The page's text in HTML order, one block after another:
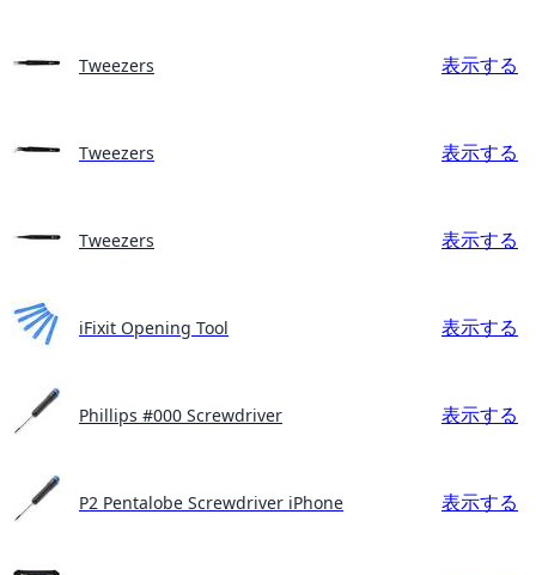
Tweezers 表示する
Tweezers 表示する
Tweezers 表示する
iFixit Opening Tool 表示する
Phillips #000 Screwdriver 表示する
P2 Pentalobe Screwdriver iPhone 表示する